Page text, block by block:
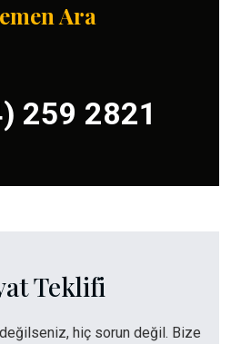
Ara
259 2821
Teklifi
hiç sorun değil. Bize